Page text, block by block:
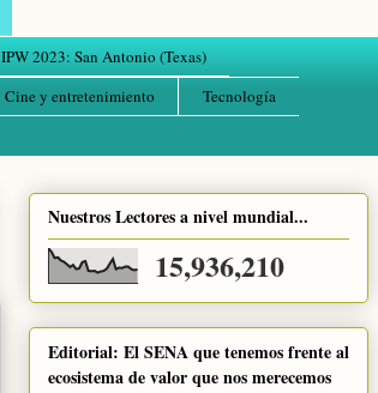
IPW 2023: San Antonio (Texas)
Cine y entretenimiento
Tecnología
Nuestros Lectores a nivel mundial...
15,936,210
Editorial: El SENA que tenemos frente al
ecosistema de valor que nos merecemos